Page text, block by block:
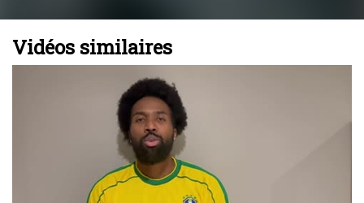
Vidéos similaires